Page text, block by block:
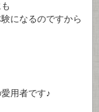
になるのですから
用者です♪